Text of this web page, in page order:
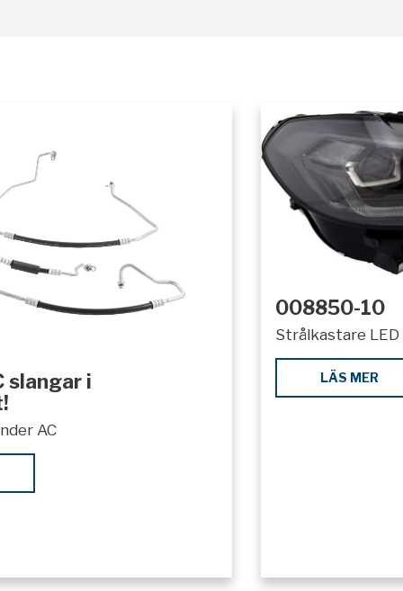
slangar i
AC
008850-10
Strålkastare LED
LÄS MER